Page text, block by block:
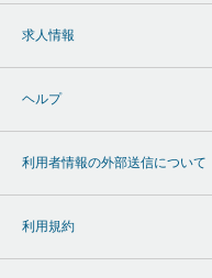
求人情報
ヘルプ
利用者情報の外部送信について
利用規約